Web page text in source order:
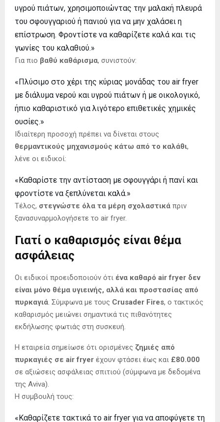
υγρού πιάτων, χρησιμοποιώντας την μαλακή πλευρά
του σφουγγαριού ή πανιού για να μην χαλάσει η
επίστρωση. Φροντίστε να καθαρίζετε καλά και τις
γωνίες του καλαθιού.»
Για πιο βαθύ καθάρισμα, συνιστούν:
«Πλύσιμο στο χέρι της κύριας μονάδας του air fryer
με διάλυμα νερού και υγρού πιάτων ή με οικολογικό,
ήπιο καθαριστικό για λιγότερο επιθετικές χημικές
ουσίες.»
Ιδιαίτερη προσοχή πρέπει να δίνεται στους
θερμαντικούς μηχανισμούς κάτω από το καλάθι,
λένε οι ειδικοί:
«Καθαρίστε την αντίσταση με σφουγγάρι ή πανί και
φροντίστε να ξεπλύνεται καλά.»
Τέλος, στεγνώστε όλα τα μέρη σχολαστικά πριν
ξανασυναρμολογήσετε το air fryer.
Γιατί ο καθαρισμός είναι θέμα
ασφάλειας
Οι ειδικοί προειδοποιούν ότι ένα καθαρό air fryer δεν
είναι μόνο θέμα υγιεινής, αλλά και προστασίας από
πυρκαγιά. Σύμφωνα με τους Crusader Fires, ο τακτικός
καθαρισμός μειώνει σημαντικά τις πιθανότητες
εκδήλωσης φωτιάς στη συσκευή.
Η εταιρεία σημείωσε ότι ορισμένες ζημιές από
πυρκαγιές σε air fryer έχουν φτάσει έως και £80.000
σε αξιώσεις ασφάλειας σπιτιού (σύμφωνα με δεδομένα
της Aviva).
Η συμβουλή τους:
«Καθαρίζετε τακτικά το air fryer για να αποφύγετε τη